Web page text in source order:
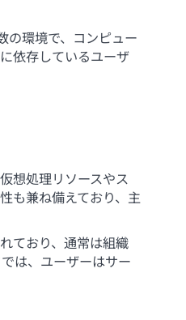
の環境で、コンピュー
依存しているユーザ
想処理リソースやス
も兼ね備えており、主
ており、通常は組織
は、ユーザーはサー